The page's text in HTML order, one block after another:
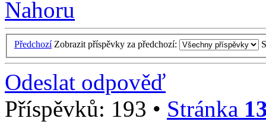
Nahoru
Předchozí Zobrazit příspěvky za předchozí:
Odeslat odpověď
Příspěvků: 193 • Stránka